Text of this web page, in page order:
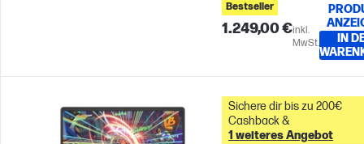
Bestseller
1.249,00 €inkl.
MwSt.
IN
Sichere dir bis zu 200€
Cashback &
1 weiteres Angebot